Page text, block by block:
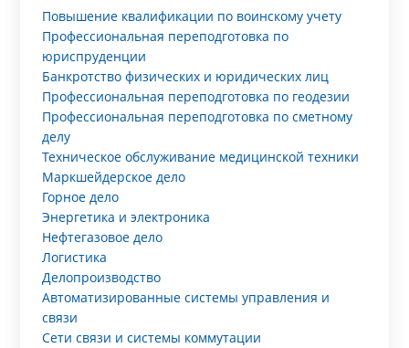
Повышение квалификации по воинскому учету
Профессиональная переподготовка по
юриспруденции
Банкротство физических и юридических лиц
Профессиональная переподготовка по геодезии
Профессиональная переподготовка по сметному
делу
Техническое обслуживание медицинской техники
Маркшейдерское дело
Горное дело
Энергетика и электроника
Нефтегазовое дело
Логистика
Делопроизводство
Автоматизированные системы управления и
связи
Сети связи и системы коммутации